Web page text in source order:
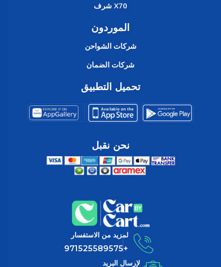
X70 شرف
الموردون
شركات الشواحن
شركات الضمان
تحميل التطبيق
نحن نقبل
لمزيد من الاستفسار
+971525589575
لإرسال البريد